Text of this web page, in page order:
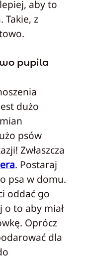
aby to
Takie, z
pupila
dużo
psów
Zwłaszcza
. Postaraj
psa w domu.
oddać go
o to aby miał
Oprócz
dla